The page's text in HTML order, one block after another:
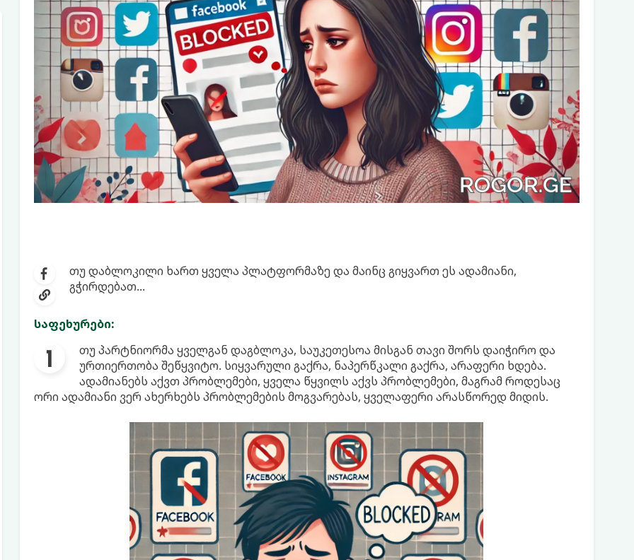
თუ დაბლოკილი ხართ ყველა პლატფორმაზე და მაინც გიყვართ ეს ადამიანი,
გჭირდებათ...
საფეხურები:
თუ პარტნიორმა ყველგან დაგბლოკა, საუკეთესოა მისგან თავი შორს დაიჭირო და
ურთიერთობა შეწყვიტო. სიყვარული გაქრა, ნაპერწკალი გაქრა, არაფერი ხდება.
ადამიანებს აქვთ პრობლემები, ყველა წყვილს აქვს პრობლემები, მაგრამ როდესაც
ორი ადამიანი ვერ ახერხებს პრობლემების მოგვარებას, ყველაფერი არასწორედ მიდის.